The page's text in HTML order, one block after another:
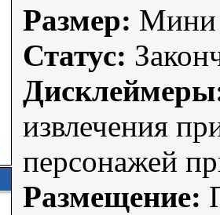
Размер: Мини
Статус:
извлечения
персонажей
Размещение: